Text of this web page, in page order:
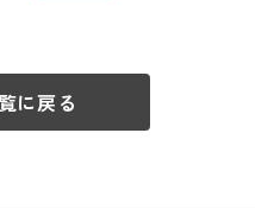
に戻る